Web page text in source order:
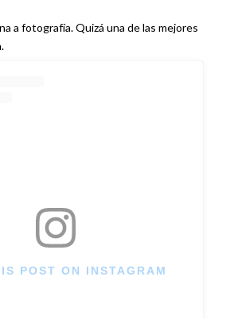
a fotografía. Quizá una de las mejores
POST ON INSTAGRAM